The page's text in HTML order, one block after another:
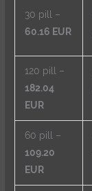
30 pill –
60.16 EUR
120 pill –
182.04
EUR
60 pill –
109.20
EUR